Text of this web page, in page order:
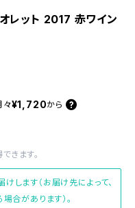
レット 2017 赤ワイン
々¥1,720から
きます。
します（お届け先によって、
合があります）。